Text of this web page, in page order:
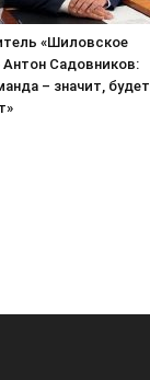
«Шиловское
Садовников:
– значит, будет